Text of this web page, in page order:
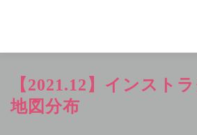
ン
概要 METHOD トレーニング
【2021.12】インスト
地図分布